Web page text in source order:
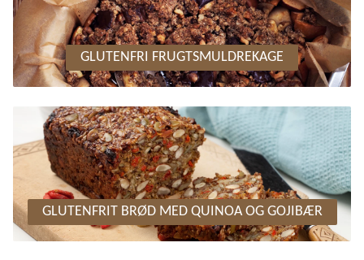
GLUTENFRI FRUGTSMULDREKAGE
GLUTENFRIT BRØD MED QUINOA OG GOJIBÆR